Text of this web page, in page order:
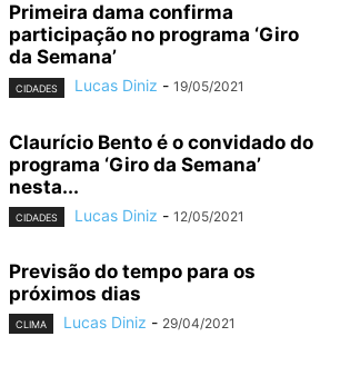
Primeira dama confirma
participação no programa ‘Giro
da Semana’
CIDADES Lucas Diniz - 19/05/2021
Claurício Bento é o convidado do
programa ‘Giro da Semana’
nesta...
CIDADES Lucas Diniz - 12/05/2021
Previsão do tempo para os
próximos dias
CLIMA Lucas Diniz - 29/04/2021